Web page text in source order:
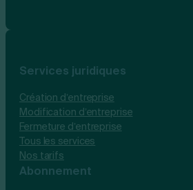
Services juridiques
Création d’entreprise
Modification d’entreprise
Fermeture d’entreprise
Tous les services
Nos tarifs
Abonnement